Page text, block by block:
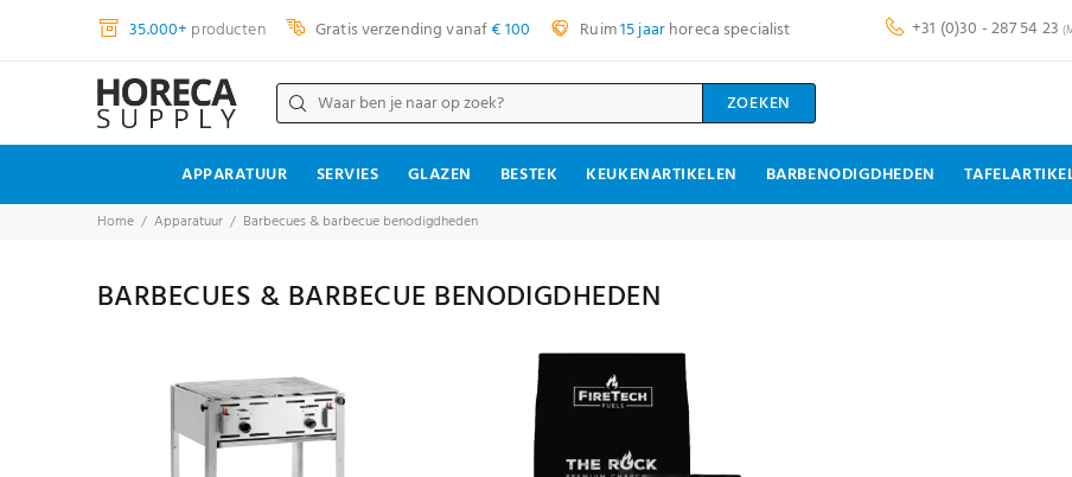
35.000+ producten Gratis verzending vanaf€ 100 Ruim15 jaarhoreca specialist +31 (0)30 - 287 54 23
ZOEKEN
APPARATUUR SERVIES GLAZEN BESTEK KEUKENARTIKELEN BARBENODIGDHEDEN
Home Apparatuur Barbecues & barbecue benodigdheden
BARBECUES & BARBECUE BENODIGDHEDEN